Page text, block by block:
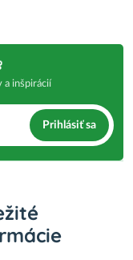
a inšpirácií
Prihlásiť sa